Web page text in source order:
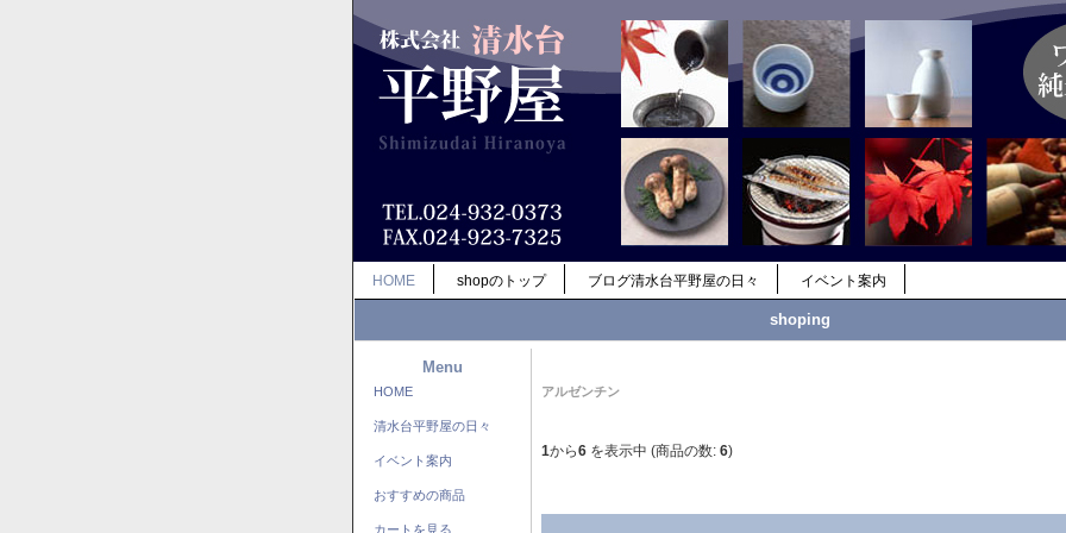
HOME shopのトップ ブログ清水台平野屋の日々 イベント案内
shoping
Menu
HOME
清水台平野屋の日々
イベント案内
おすすめの商品
カートを見る
アルゼンチン
1から6 を表示中 (商品の数: 6)